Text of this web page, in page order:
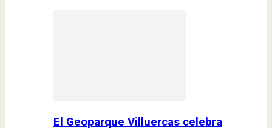
El Geoparque Villuercas celebra